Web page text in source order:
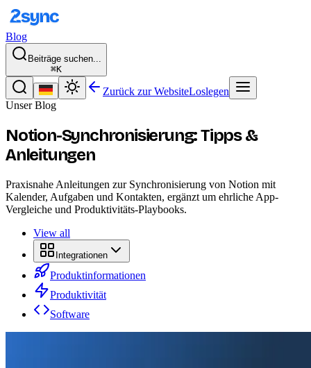
Blog
Beiträge suchen...
⌘K
Zurück zur WebsiteLoslegen
Unser Blog
Notion-Synchronisierung: Tipps &
Anleitungen
Praxisnahe Anleitungen zur Synchronisierung von Notion mit
Kalender, Aufgaben und Kontakten, ergänzt um ehrliche App-
Vergleiche und Produktivitäts-Playbooks.
View all
Integrationen
Produktinformationen
Produktivität
Software